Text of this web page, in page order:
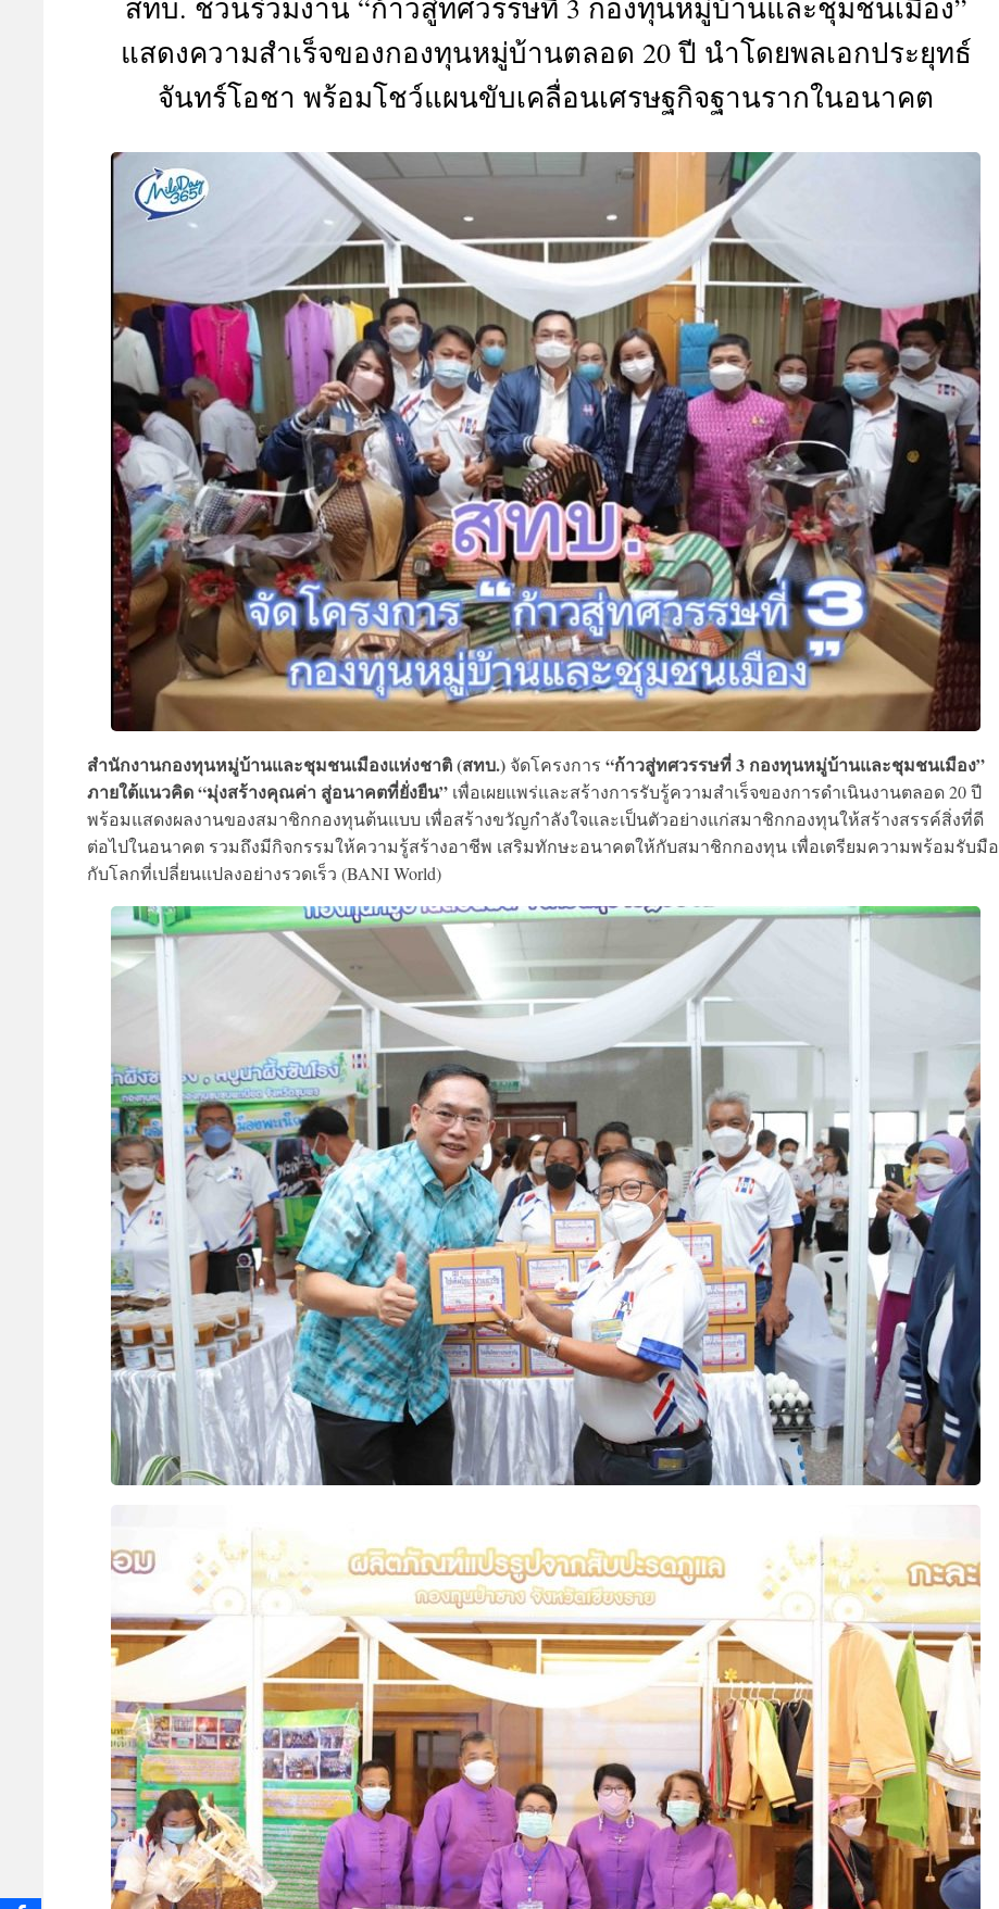
ACTIVITIES
&
EVENT
สทบ. ชวนร่วมงาน “ก้าวสู่ทศวรรษที่ 3 กองทุนหมู่บ้านและชุมชนเมือง”
แสดงความสำเร็จของกองทุนหมู่บ้านตลอด 20 ปี นำโดยพลเอกประยุทธ์
จันทร์โอชา พร้อมโชว์แผนขับเคลื่อนเศรษฐกิจฐานรากในอนาคต
สำนักงานกองทุนหมู่บ้านและชุมชนเมืองแห่งชาติ (สทบ.) จัดโครงการ “ก้าวสู่ทศวรรษที่ 3 กองทุนหมู่บ้านและชุมชนเมือง”
ภายใต้แนวคิด “มุ่งสร้างคุณค่า สู่อนาคตที่ยั่งยืน” เพื่อเผยแพร่และสร้างการรับรู้ความสำเร็จของการดำเนินงานตลอด 20 ปี
พร้อมแสดงผลงานของสมาชิกกองทุนต้นแบบ เพื่อสร้างขวัญกำลังใจและเป็นตัวอย่างแก่สมาชิกกองทุนให้สร้างสรรค์สิ่งที่ดี
ต่อไปในอนาคต รวมถึงมีกิจกรรมให้ความรู้สร้างอาชีพ เสริมทักษะอนาคตให้กับสมาชิกกองทุน เพื่อเตรียมความพร้อมรับมือ
กับโลกที่เปลี่ยนแปลงอย่างรวดเร็ว (BANI World)